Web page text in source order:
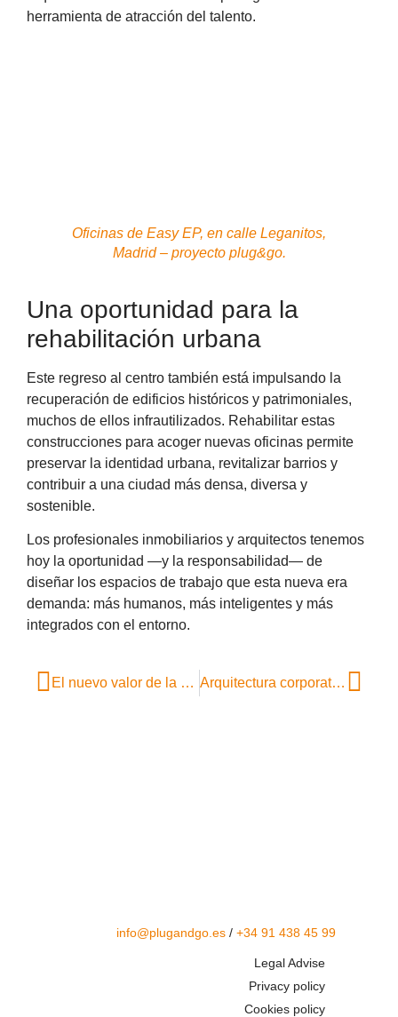
herramienta de atracción del talento.
Oficinas de Easy EP, en calle Leganitos,
Madrid – proyecto plug&go.
Una oportunidad para la
rehabilitación urbana
Este regreso al centro también está impulsando la
recuperación de edificios históricos y patrimoniales,
muchos de ellos infrautilizados. Rehabilitar estas
construcciones para acoger nuevas oficinas permite
preservar la identidad urbana, revitalizar barrios y
contribuir a una ciudad más densa, diversa y
sostenible.
Los profesionales inmobiliarios y arquitectos tenemos
hoy la oportunidad —y la responsabilidad— de
diseñar los espacios de trabajo que esta nueva era
demanda: más humanos, más inteligentes y más
integrados con el entorno.
El nuevo valor de la oficina: del lugar obligatorio al espacio inspirador Arquitectura corporativa con impacto: diseñando con propósito
info@plugandgo.es / +34 91 438 45 99
Legal Advise
Privacy policy
Cookies policy